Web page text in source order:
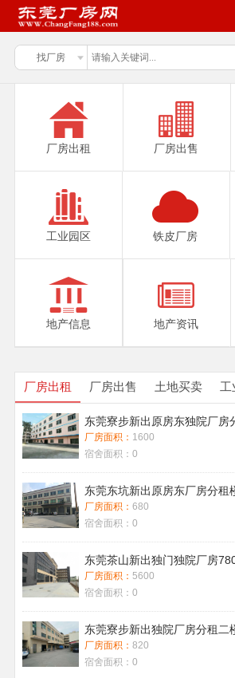
厂房出租 厂房出售
工业园区 铁皮厂房
地产信息 地产资讯
厂房出租 厂房出售 土地买卖 工
东莞寮步新出原房东独院厂
厂房面积： 1600
宿舍面积： 0
东莞东坑新出原房东厂房分
厂房面积： 680
宿舍面积： 0
东莞茶山新出独门独院厂房
厂房面积： 5600
宿舍面积： 0
东莞寮步新出独院厂房分租二
厂房面积： 820
宿舍面积： 0